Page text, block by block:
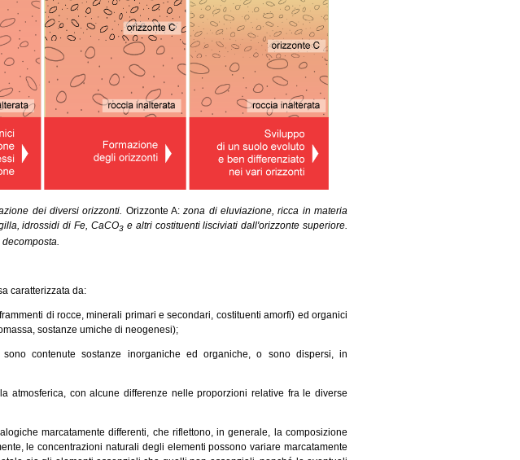
dei diversi orizzonti. Orizzonte A:zona di eluviazione, ricca in materia
idrossidi di Fe, CaCO3 e altri costituenti lisciviati dall'orizzonte superiore.
caratterizzata da:
di rocce, minerali primari e secondari, costituenti amorfi) ed organici
sostanze umiche di neogenesi);
contenute sostanze inorganiche ed organiche, o sono dispersi, in
atmosferica, con alcune differenze nelle proporzioni relative fra le diverse
marcatamente differenti, che riflettono, in generale, la composizione
le concentrazioni naturali degli elementi possono variare marcatamente